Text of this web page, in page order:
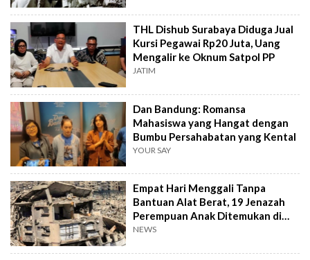
THL Dishub Surabaya Diduga Jual
Kursi Pegawai Rp20 Juta, Uang
Mengalir ke Oknum Satpol PP
JATIM
Dan Bandung: Romansa
Mahasiswa yang Hangat dengan
Bumbu Persahabatan yang Kental
YOUR SAY
Empat Hari Menggali Tanpa
Bantuan Alat Berat, 19 Jenazah
Perempuan Anak Ditemukan di
Gaza
NEWS